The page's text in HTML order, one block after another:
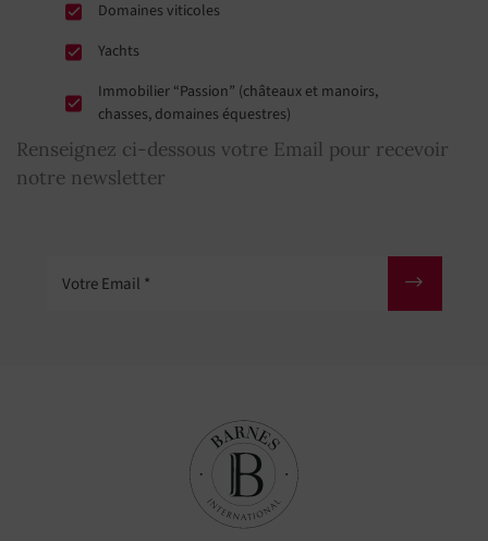
Domaines viticoles
Yachts
Immobilier “Passion” (châteaux et manoirs,
chasses, domaines équestres)
Renseignez ci-dessous votre Email pour recevoir
notre newsletter